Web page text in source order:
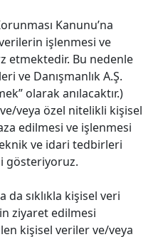
Aksesuarlar
Kanunu’na
işlenmesi ve
etmektedir. Bu nedenle
ve Danışmanlık A.Ş.
olarak anılacaktır.)
veya özel nitelikli kişisel
edilmesi ve işlenmesi
ve idari tedbirleri
gösteriyoruz.
sıklıkla kişisel veri
ziyaret edilmesi
kişisel veriler ve/veya